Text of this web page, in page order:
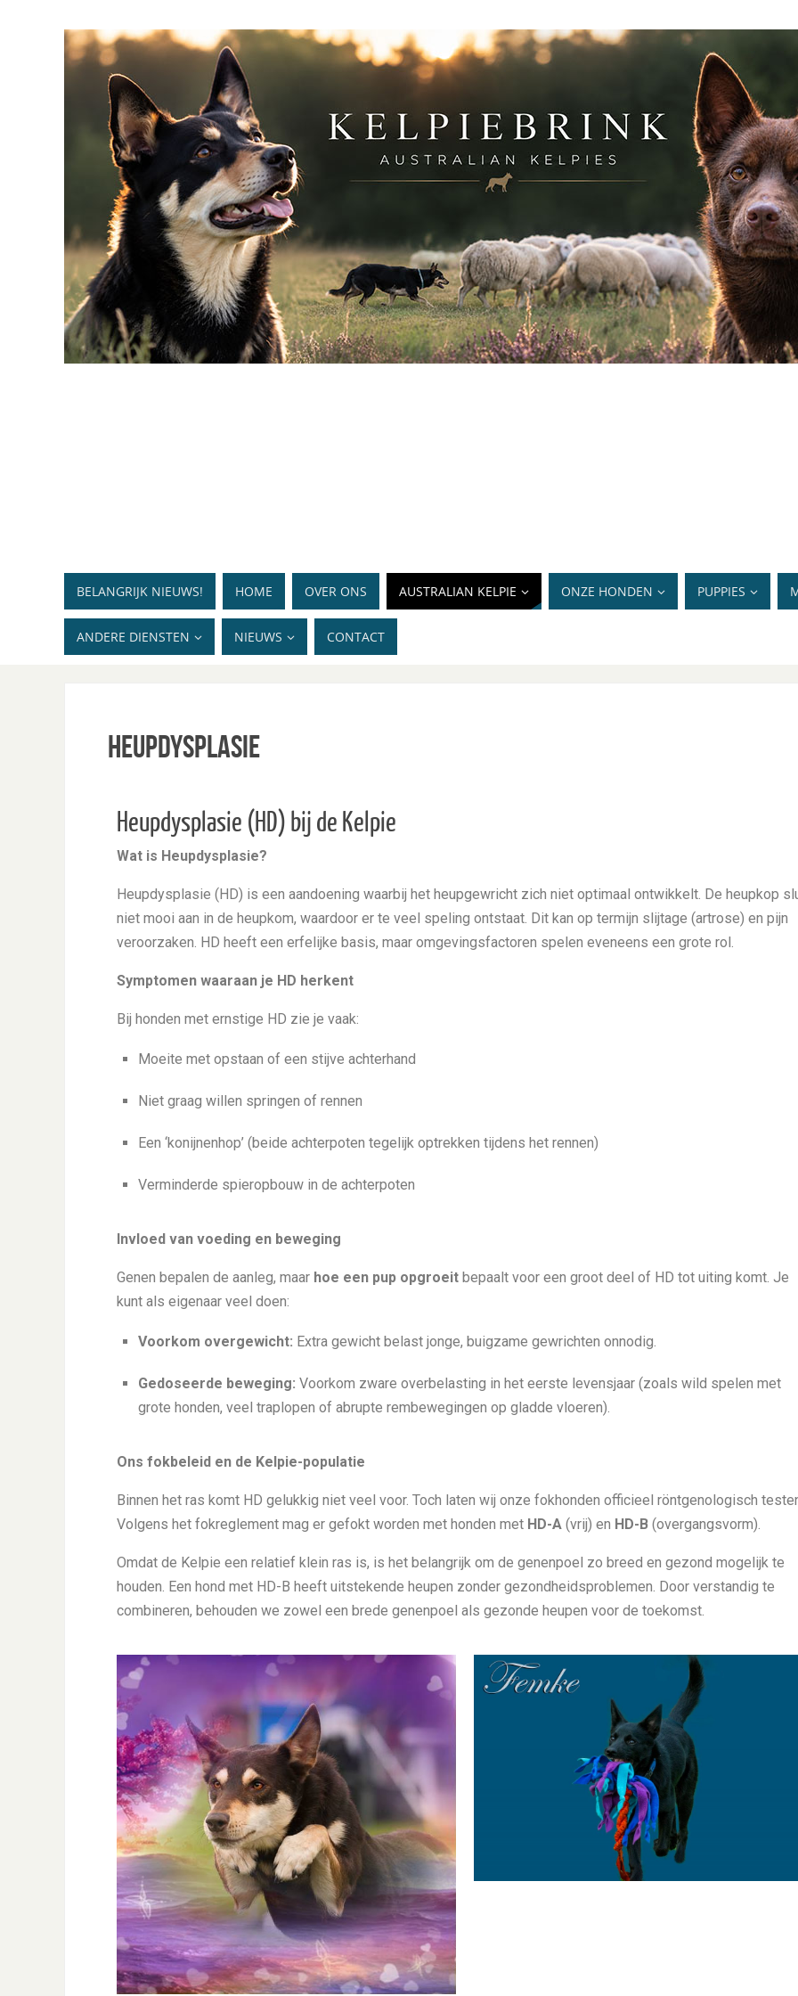
BELANGRIJK NIEUWS! HOME OVER ONS AUSTRALIAN KELPIE ONZE HONDEN PUPPIES
ANDERE DIENSTEN NIEUWS CONTACT
Heupdysplasie
Heupdysplasie (HD) bij de Kelpie
Wat is Heupdysplasie?
Heupdysplasie (HD) is een aandoening waarbij het heupgewricht zich niet optimaal ontwikkelt. De heupkop
niet mooi aan in de heupkom, waardoor er te veel speling ontstaat. Dit kan op termijn slijtage (artrose) en pijn
veroorzaken. HD heeft een erfelijke basis, maar omgevingsfactoren spelen eveneens een grote rol.
Symptomen waaraan je HD herkent
Bij honden met ernstige HD zie je vaak:
Moeite met opstaan of een stijve achterhand
Niet graag willen springen of rennen
Een ‘konijnenhop’ (beide achterpoten tegelijk optrekken tijdens het rennen)
Verminderde spieropbouw in de achterpoten
Invloed van voeding en beweging
Genen bepalen de aanleg, maar hoe een pup opgroeit bepaalt voor een groot deel of HD tot uiting komt. Je
kunt als eigenaar veel doen:
Voorkom overgewicht: Extra gewicht belast jonge, buigzame gewrichten onnodig.
Gedoseerde beweging: Voorkom zware overbelasting in het eerste levensjaar (zoals wild spelen met
grote honden, veel traplopen of abrupte rembewegingen op gladde vloeren).
Ons fokbeleid en de Kelpie-populatie
Binnen het ras komt HD gelukkig niet veel voor. Toch laten wij onze fokhonden officieel röntgenologisch
Volgens het fokreglement mag er gefokt worden met honden met HD-A (vrij) en HD-B (overgangsvorm).
Omdat de Kelpie een relatief klein ras is, is het belangrijk om de genenpoel zo breed en gezond mogelijk te
houden. Een hond met HD-B heeft uitstekende heupen zonder gezondheidsproblemen. Door verstandig te
combineren, behouden we zowel een brede genenpoel als gezonde heupen voor de toekomst.